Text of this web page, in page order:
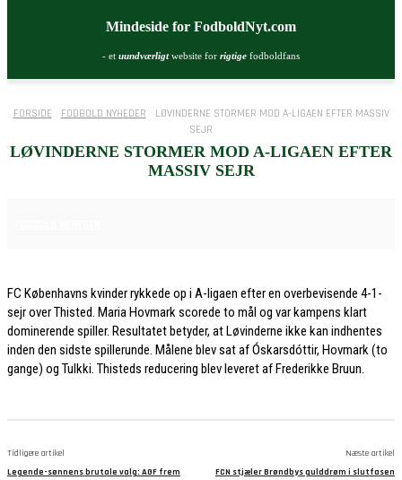
Mindeside for FodboldNyt.com
- et uundværligtwebsite for rigtige fodboldfans
FORSIDE FODBOLD NYHEDER
LØVINDERNE STORMER MOD A-LIGAEN EFTER MASSIV
SEJR
LØVINDERNE STORMER MOD A-LIGAEN EFTER
MASSIV SEJR
FC Københavns kvinder rykkede op i A-ligaen efter en overbevisende 4-1-
sejr over Thisted. Maria Hovmark scorede to mål og var kampens klart
dominerende spiller. Resultatet betyder, at Løvinderne ikke kan indhentes
inden den sidste spillerunde. Målene blev sat af Óskarsdóttir, Hovmark (to
gange) og Tulkki. Thisteds reducering blev leveret af Frederikke Bruun.
Tidligere artikel
Legende-sønnens brutale valg: AGF frem
Næste artikel
FCN stjæler Brøndbys gulddrøm i slutfasen